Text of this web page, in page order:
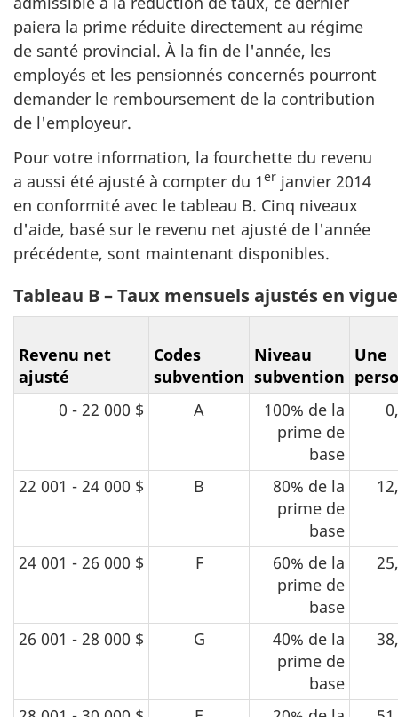
paiera la prime réduite directement au régime
de santé provincial. À la fin de l'année, les
employés et les pensionnés concernés pourront
demander le remboursement de la contribution
de l'employeur.
Pour votre information, la fourchette du revenu
a aussi été ajusté à compter du 1er janvier 2014
en conformité avec le tableau B. Cinq niveaux
d'aide, basé sur le revenu net ajusté de l'année
précédente, sont maintenant disponibles.
Tableau B – Taux mensuels ajustés en
Revenu net
ajusté
Codes
subvention
Niveau
subvention
Une
0 - 22 000 $
A
100% de la
prime de
base
22 001 - 24 000 $ B
80% de la
prime de
base
24 001 - 26 000 $ F
60% de la
prime de
base
26 001 - 28 000 $ G
40% de la
prime de
base